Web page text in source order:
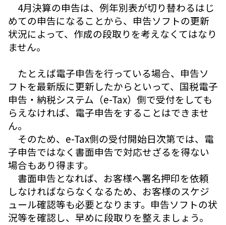
4月決算の申告は、例年別表が切り替わるはじ
めての申告になることから、申告ソフトの更新
状況によって、作成の段取りを考えなくてはなり
ません。
たとえば電子申告を行っている場合、申告ソ
フトを最新版に更新したからといって、国税電子
申告・納税システム（e-Tax）側で受付をしても
らえなければ、電子申告をすることはできませ
ん。
そのため、e-Tax側の受付開始日次第では、電
子申告ではなく書面申告で対応せざるを得ない
場合もあり得ます。
書面申告となれば、お客様へ署名押印を依頼
しなければならなくなるため、お客様のスケジ
ュール確認等も必要となります。申告ソフトの状
況等を確認し、早めに段取りを整えましょう。